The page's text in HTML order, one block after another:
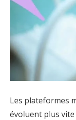
Les plateformes
évoluent plus